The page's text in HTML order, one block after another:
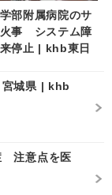
部附属病院のサ
事 システム障
停止 | khb東日
城県 | khb
注意点を医